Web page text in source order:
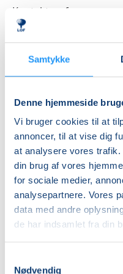
Samtykke
Denne hjemmeside
Vi bruger cookies til at
annoncer, til at vise dig
at analysere vores
din brug af vores
for sociale medier,
analysepartnere. Vores
data med andre
de har indsamlet fra din
Nødvendig
Kontakt os for
nærmere aftale
DKK 0,00
Info
Nummer
6314410
Første mødegang
onsdag 05.08.2026, kl.
Sidste mødegang
onsdag 07.10.2026, kl.
Antal mødegange
9 ud af 10 tilbage